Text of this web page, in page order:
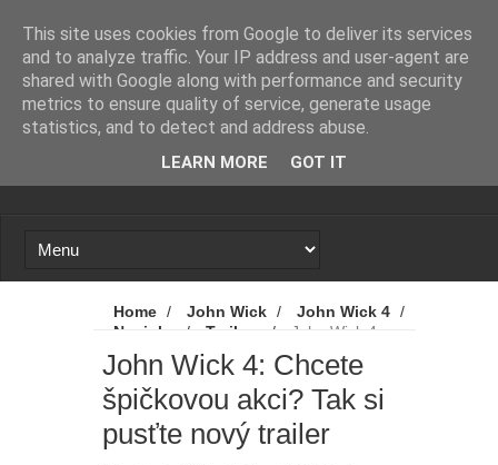
Loading...
Home / John Wick / John Wick 4 /
Novinky
/ Trailery /
John Wick 4:
Chcete špičkovou akci? Tak si pusťte nový
trailer
John Wick 4: Chcete
špičkovou akci? Tak si
pusťte nový trailer
This site uses cookies from Google to deliver its services
and to analyze traffic. Your IP address and user-agent are
shared with Google along with performance and security
metrics to ensure quality of service, generate usage
statistics, and to detect and address abuse.
LEARN MORE GOT IT